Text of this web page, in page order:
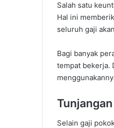
Salah satu
Hal ini
seluruh gaji
Bagi banyak
tempat bekerja.
Selain gaji